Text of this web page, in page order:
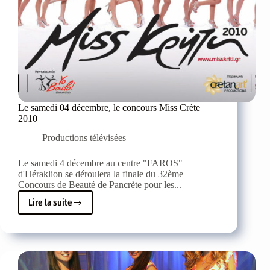
Le samedi 04 décembre, le concours Miss Crète
2010
Productions télévisées
Le samedi 4 décembre au centre "FAROS"
d'Héraklion se déroulera la finale du 32ème
Concours de Beauté de Pancrète pour les...
Lire la suite
Le
samedi
décembre,
le
concours